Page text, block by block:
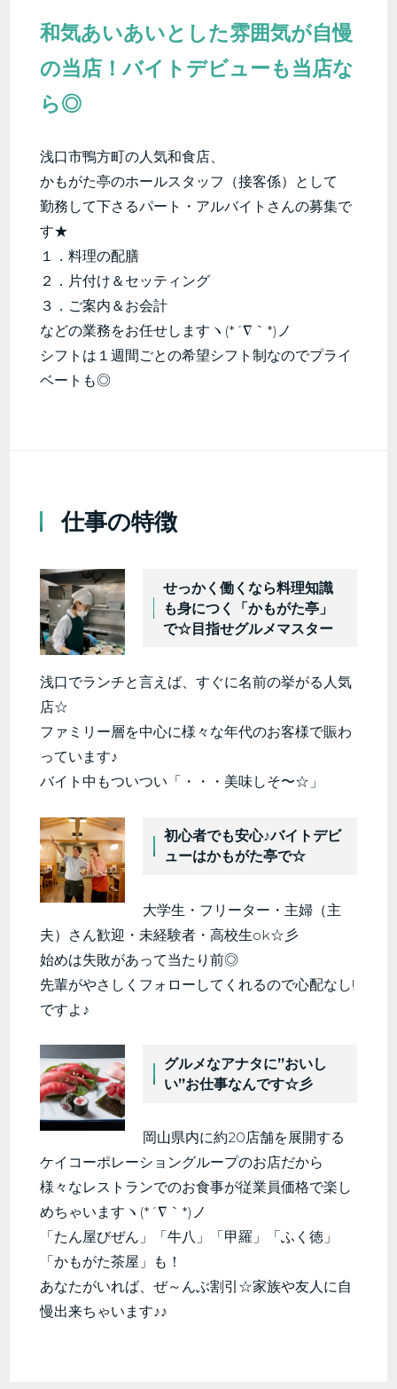
和気あいあいとした雰囲気が自慢
の当店！バイトデビューも当店な
ら◎
浅口市鴨方町の人気和食店、
かもがた亭のホールスタッフ（接客係）として
勤務して下さるパート・アルバイトさんの募集で
す★
１．料理の配膳
２．片付け＆セッティング
３．ご案内＆お会計
などの業務をお任せしますヽ(*´∇｀*)ノ
シフトは１週間ごとの希望シフト制なのでプライ
ベートも◎
仕事の特徴
せっかく働くなら料理知識
も身につく「かもがた亭」
で☆目指せグルメマスター
浅口でランチと言えば、すぐに名前の挙がる人気
店☆
ファミリー層を中心に様々な年代のお客様で賑わ
っています♪
バイト中もついつい「・・・美味しそ〜☆」
初心者でも安心♪バイトデビ
ューはかもがた亭で☆
大学生・フリーター・主婦（主
夫）さん歓迎・未経験者・高校生ok☆彡
始めは失敗があって当たり前◎
先輩がやさしくフォローしてくれるので心配なし!
ですよ♪
グルメなアナタに”おいし
い”お仕事なんです☆彡
岡山県内に約20店舗を展開する
ケイコーポレーショングループのお店だから
様々なレストランでのお食事が従業員価格で楽し
めちゃいますヽ(*´∇｀*)ノ
「たん屋びぜん」「牛八」「甲羅」「ふく徳」
「かもがた茶屋」も！
あなたがいれば、ぜ～んぶ割引☆家族や友人に自
慢出来ちゃいます♪♪